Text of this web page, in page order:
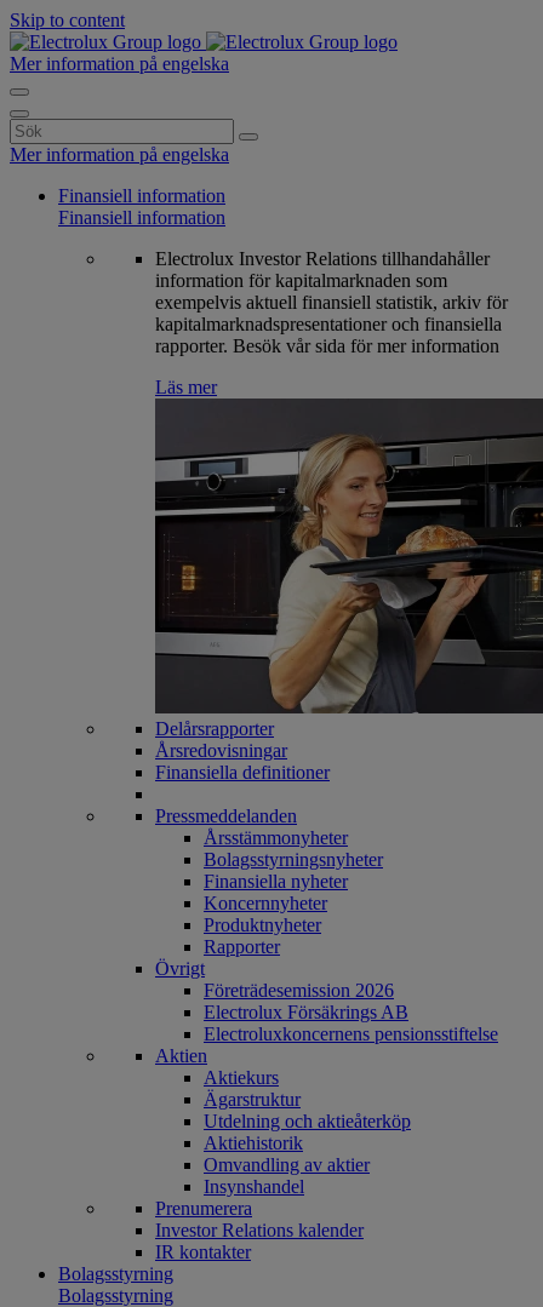
Skip to content
Mer information på engelska
Search
for:
Mer information på engelska
Finansiell information
Finansiell information
Electrolux Investor Relations tillhandahåller
information för kapitalmarknaden som
exempelvis aktuell finansiell statistik, arkiv för
kapitalmarknadspresentationer och finansiella
rapporter. Besök vår sida för mer information
Läs mer
Delårsrapporter
Årsredovisningar
Finansiella definitioner
Pressmeddelanden
Årsstämmonyheter
Bolagsstyrningsnyheter
Finansiella nyheter
Koncernnyheter
Produktnyheter
Rapporter
Övrigt
Företrädesemission 2026
Electrolux Försäkrings AB
Electroluxkoncernens pensionsstiftelse
Aktien
Aktiekurs
Ägarstruktur
Utdelning och aktieåterköp
Aktiehistorik
Omvandling av aktier
Insynshandel
Prenumerera
Investor Relations kalender
IR kontakter
Bolagsstyrning
Bolagsstyrning